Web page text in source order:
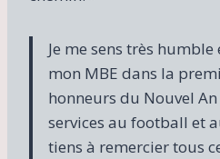
Je me sens très
mon MBE dans la
honneurs du Nouvel
services au football et
tiens à remercier tous